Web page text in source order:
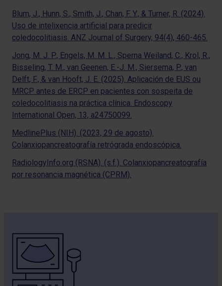
Blum, J., Hunn, S., Smith, J., Chan, F. Y., & Turner, R. (2024).
Uso de intelixencia artificial para predicir
coledocolitiasis. ANZ Journal of Surgery, 94(4), 460-465.
Jong, M. J. P., Engels, M. M. L., Sperna Weiland, C., Krol, R.,
Bisseling, T. M., van Geenen, E.-J. M., Siersema, P., van
Delft, F., & van Hooft, J. E. (2025). Aplicación de EUS ou
MRCP antes de ERCP en pacientes con sospeita de
coledocolitiasis na práctica clínica. Endoscopy
International Open, 13, a24750099.
MedlinePlus (NIH). (2023, 29 de agosto).
Colanxiopancreatografía retrógrada endoscópica.
RadiologyInfo.org (RSNA). (s.f.). Colanxiopancreatografía
por resonancia magnética (CPRM).